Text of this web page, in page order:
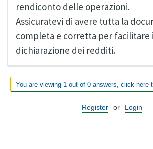
rendiconto delle operazioni.
Assicuratevi di avere tutta la
completa e corretta per facilitare
dichiarazione dei redditi.
You are viewing 1 out of 0 answers, click here
Register or Login